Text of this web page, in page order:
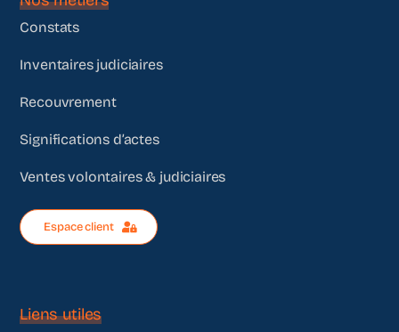
Constats
Inventaires judiciaires
Recouvrement
Significations d’actes
Ventes volontaires & judiciaires
Espace client
Liens utiles